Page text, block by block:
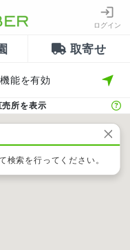
ログイン
取寄せ
能を有効
所を表示
検索を行ってください。